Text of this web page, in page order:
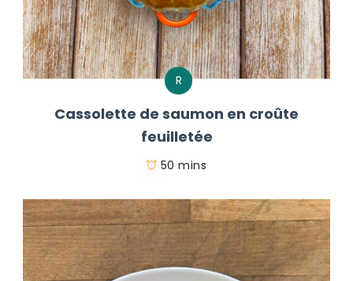
R
Cassolette de saumon en croûte
feuilletée
50 mins